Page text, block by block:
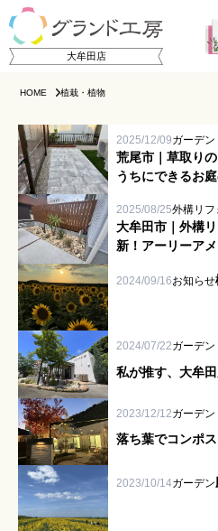
大牟田店
ご相談の
施工事例
お客様
スタッフ
HOME 植栽・植物
2025/12/09ガーデン
荒尾市｜草取り
うちにできるお
2025/08/25外構リフ
大牟田市｜外構
新！アーリーア
2024/09/16お知らせ
2024/07/22ガーデン
私が推す、大牟
2023/12/12ガーデン
落ち葉でコンポ
2023/10/14ガーデン